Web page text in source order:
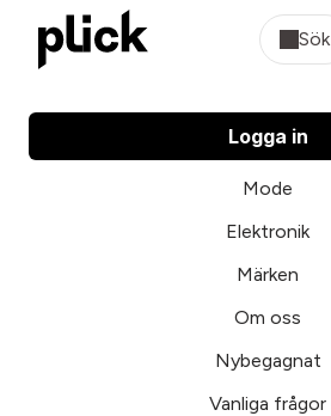
Sök
Logga in
Mode
Elektronik
Märken
Om oss
Nybegagnat
Vanliga frågor